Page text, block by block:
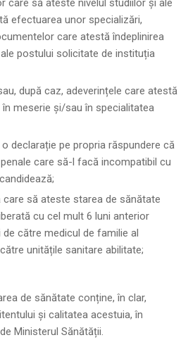
care să ateste nivelul studiilor și ale
efectuarea unor specializări,
care atestă îndeplinirea
postului solicitate de instituția
după caz, adeverințele care atestă
meserie și/sau în specialitatea
declarație pe propria răspundere că
care să-l facă incompatibil cu
care să ateste starea de sănătate
cu cel mult 6 luni anterior
către medicul de familie al
unitățile sanitare abilitate;
de sănătate conține, în clar,
și calitatea acestuia, în
Ministerul Sănătății.